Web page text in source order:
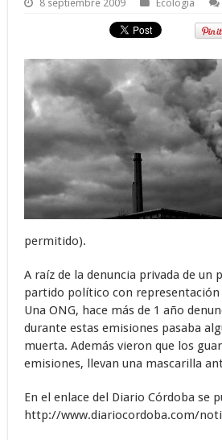
8 septiembre 2009 Ecología
permitido).
A raíz de la denuncia privada de
partido político con
Una ONG, hace más de 1 año
durante estas emisiones pasaba
muerta. Además vieron que los
emisiones, llevan una mascarilla
En el enlace del Diario Córdoba se
http://www.diariocordoba.com/